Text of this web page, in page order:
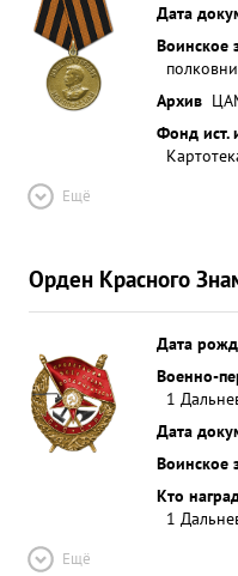
Дата
Воинское
Архив
Фонд ист.
Ещё
Орден Красного
Дата
Военно-
1
Дата
Воинское
Кто
1
Ещё